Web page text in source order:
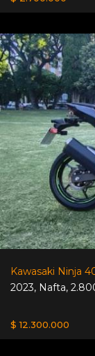
Kawasaki Ninja
2023, Nafta,
$ 12.300.000